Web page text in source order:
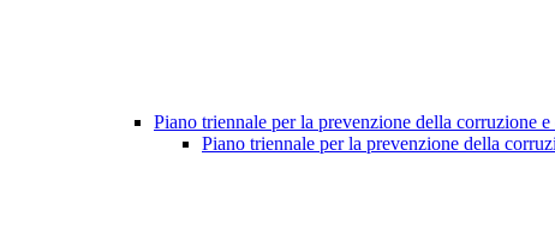
Piano triennale per la prevenzione della corruzione e
Piano triennale per la prevenzione della